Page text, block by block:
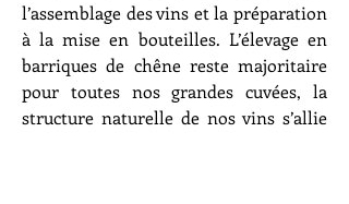
l’assemblage des vins et la préparation
à la mise en bouteilles. L’élevage en
barriques de chêne reste majoritaire
pour toutes nos grandes cuvées, la
structure naturelle de nos vins s’allie